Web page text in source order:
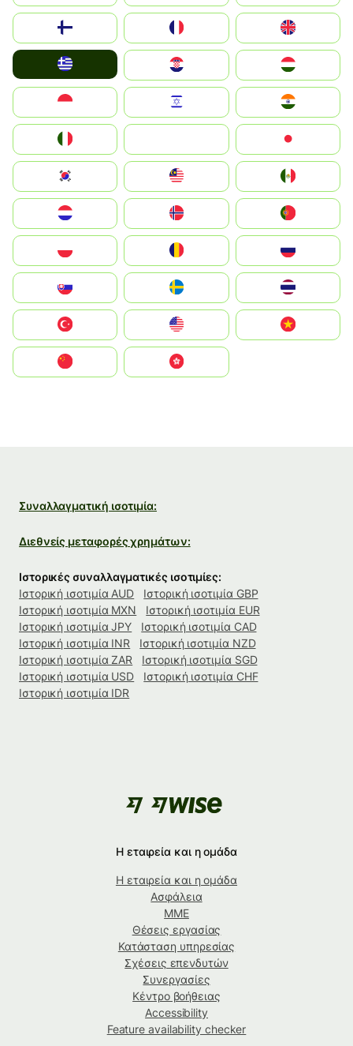
United Kingdom
Magyarország
South Korea
United States
中國香港特別行政區
Συναλλαγματική ισοτιμία:
Διεθνείς μεταφορές χρημάτων:
Ιστορικές συναλλαγματικές ισοτιμίες:
Ιστορική ισοτιμία AUD
Ιστορική ισοτιμία GBP
Ιστορική ισοτιμία MXN
Ιστορική ισοτιμία EUR
Ιστορική ισοτιμία JPY
Ιστορική ισοτιμία CAD
Ιστορική ισοτιμία INR
Ιστορική ισοτιμία NZD
Ιστορική ισοτιμία ZAR
Ιστορική ισοτιμία SGD
Ιστορική ισοτιμία USD
Ιστορική ισοτιμία CHF
Ιστορική ισοτιμία IDR
Η εταιρεία και η ομάδα
Η εταιρεία και η ομάδα
Ασφάλεια
ΜΜΕ
Θέσεις εργασίας
Κατάσταση υπηρεσίας
Σχέσεις επενδυτών
Συνεργασίες
Κέντρο βοήθειας
Accessibility
Feature availability checker